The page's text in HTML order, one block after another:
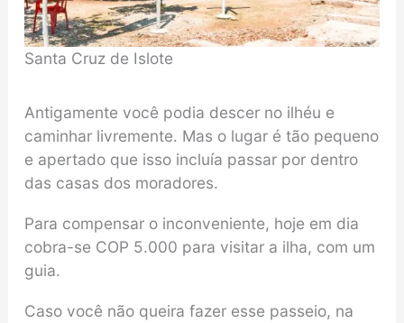
Santa Cruz de Islote
Antigamente você podia descer no ilhéu e
caminhar livremente. Mas o lugar é tão pequeno
e apertado que isso incluía passar por dentro
das casas dos moradores.
Para compensar o inconveniente, hoje em dia
cobra-se COP 5.000 para visitar a ilha, com um
guia.
Caso você não queira fazer esse passeio, na